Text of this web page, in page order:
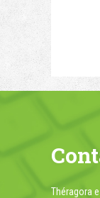
Théragora